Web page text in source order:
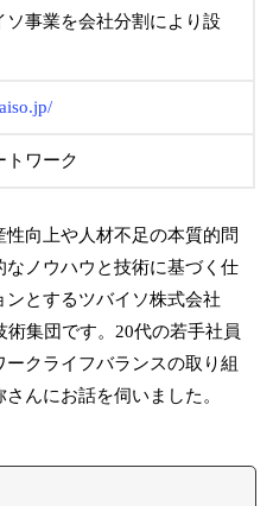
ソ事業を会社分割により設
トワーク
向上や人材不足の本質的問
ノウハウと技術に基づく仕
とするツバイソ株式会社
集団です。20代の若手社員
クライフバランスの取り組
んにお話を伺いました。